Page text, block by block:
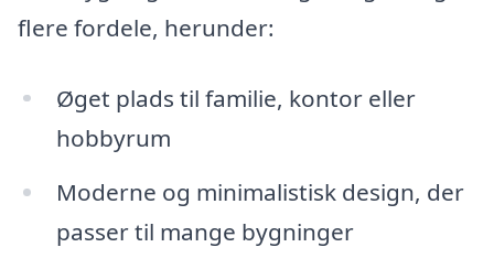
flere fordele, herunder:
Øget plads til familie, kontor eller
hobbyrum
Moderne og minimalistisk design, der
passer til mange bygninger